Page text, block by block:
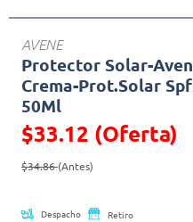
AVENE
Protector Solar-
Crema-Prot.Solar
50Ml
$33.12 (Oferta)
Precio reducido de
$34.86(Antes)
Despacho Retiro